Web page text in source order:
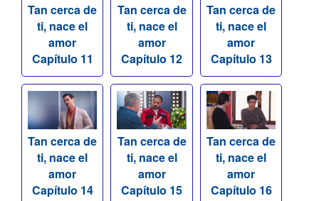
Tan cerca de
ti, nace el
amor
Capítulo 11
Tan cerca de
ti, nace el
amor
Capítulo 12
Tan cerca de
ti, nace el
amor
Capítulo 13
Tan cerca de
ti, nace el
amor
Capítulo 14
Tan cerca de
ti, nace el
amor
Capítulo 15
Tan cerca de
ti, nace el
amor
Capítulo 16